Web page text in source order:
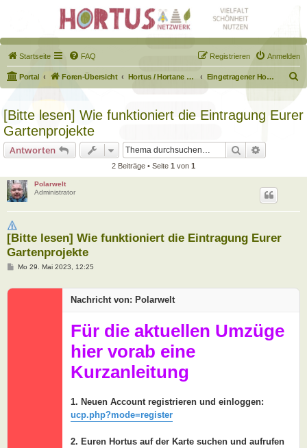
Startseite FAQ Anmelden
Registrieren
Portal Foren-Übersicht Hortus / Hortane Habitate / Garten auf dem Weg Eingetragener Hortus - Mein Hortus und ich!
u
[Bitte lesen] Wie funktioniert die Eintragung Eurer
Gartenprojekte
Antworten Suche
2 Beiträge • Seite 1 von 1
Polarwelt
Administrator
[Bitte lesen] Wie funktioniert die Eintragung Eurer
Gartenprojekte
B
t
Mo 29. Mai 2023, 12:25
Nachricht von: Polarwelt
Für die aktuellen Umzüge
hier vorab eine
Kurzanleitung
1. Neuen Account registrieren und einloggen:
ucp.php?mode=register
2. Euren Hortus auf der Karte suchen und aufrufen